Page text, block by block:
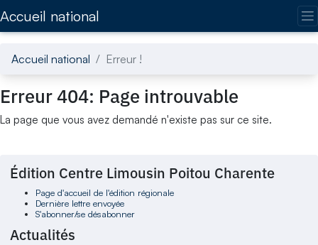
Accueil national
Accueil national Erreur !
Erreur 404: Page introuvable
La page que vous avez demandé n'existe pas sur ce site.
Édition Centre Limousin Poitou Charente
Page d'accueil de l'édition régionale
Dernière lettre envoyée
S'abonner/se désabonner
Actualités